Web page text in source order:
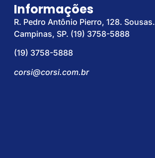
Informações
R. Pedro Antônio Pierro, 128. Sousas.
Campinas, SP. (19) 3758-5888
(19) 3758-5888
corsi@corsi.com.br